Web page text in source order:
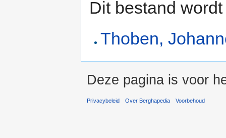
Dit bestand
Thoben,
Deze pagina is voor
Privacybeleid Over Berghapedia Voorbehoud